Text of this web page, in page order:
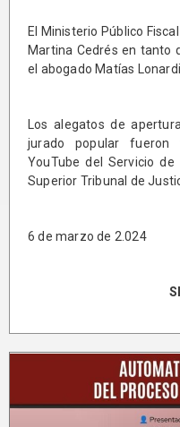
El Ministerio Público
Martina Cedrés en tanto
el abogado Matías Lonardi.
Los alegatos de
jurado popular
YouTube del Servicio
Superior Tribunal de
6 de marzo de 2.024